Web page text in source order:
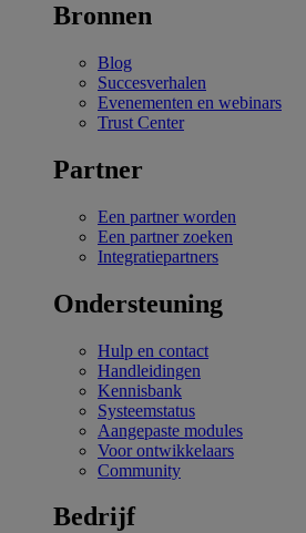
Bronnen
Blog
Succesverhalen
Evenementen en webinars
Trust Center
Partner
Een partner worden
Een partner zoeken
Integratiepartners
Ondersteuning
Hulp en contact
Handleidingen
Kennisbank
Systeemstatus
Aangepaste modules
Voor ontwikkelaars
Community
Bedrijf